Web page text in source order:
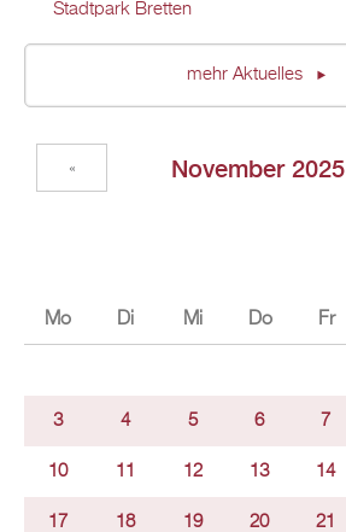
Stadtpark Bretten
mehr Aktuelles
November 2025
«
Mo Di Mi Do Fr
3 4 5 6 7
10 11 12 13 14
17 18 19 20 21